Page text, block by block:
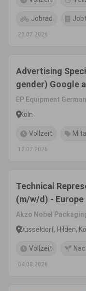
Jobrad
22.07.2026
Advertising
gender) Google
EP Equipment
Köln
Vollzeit
12.07.2026
Technical
(m/w/d) - Europe
Akzo Nobel
Düsseldorf, Hilden,
Vollzeit
04.08.2026